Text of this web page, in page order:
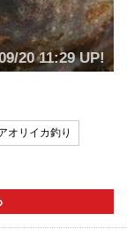
20 11:29 UP!
オリイカ釣り